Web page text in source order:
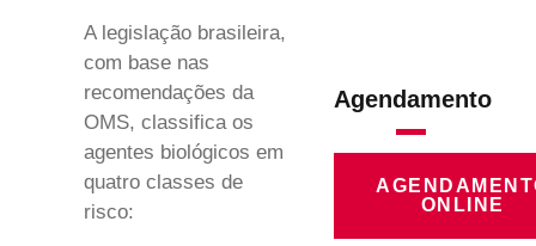
A legislação brasileira,
com base nas
recomendações da
OMS, classifica os
agentes biológicos em
quatro classes de
risco:
Agendamento
ONLINE